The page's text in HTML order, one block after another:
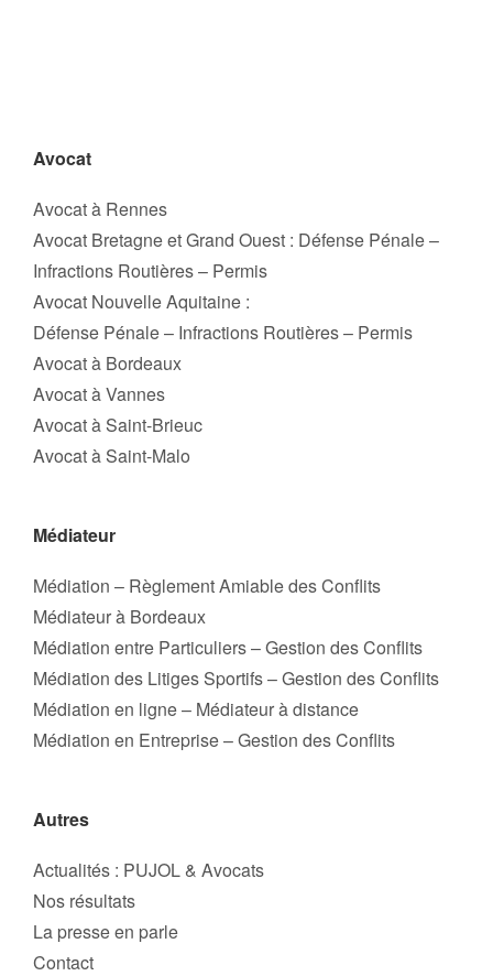
Avocat
Avocat à Rennes
Avocat Bretagne et Grand Ouest : Défense Pénale –
Infractions Routières – Permis
Avocat Nouvelle Aquitaine :
Défense Pénale – Infractions Routières – Permis
Avocat à Bordeaux
Avocat à Vannes
Avocat à Saint-Brieuc
Avocat à Saint-Malo
Médiateur
Médiation – Règlement Amiable des Conflits
Médiateur à Bordeaux
Médiation entre Particuliers – Gestion des Conflits
Médiation des Litiges Sportifs – Gestion des Conflits
Médiation en ligne – Médiateur à distance
Médiation en Entreprise – Gestion des Conflits
Autres
Actualités : PUJOL & Avocats
Nos résultats
La presse en parle
Contact